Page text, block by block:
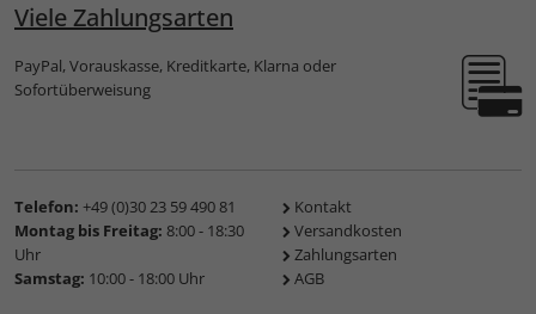
Viele Zahlungsarten
PayPal, Vorauskasse, Kreditkarte, Klarna oder
Sofortüberweisung
Telefon: +49 (0)30 23 59 490 81
Montag bis Freitag: 8:00 - 18:30
Uhr
Samstag: 10:00 - 18:00 Uhr
Kontakt
Versandkosten
Zahlungsarten
AGB